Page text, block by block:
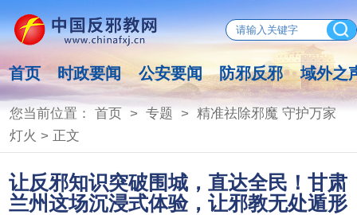
首页 时政要闻 公安要闻 防邪反邪 域外之
您当前位置： 首页> 专题 > 精准祛除邪魔 守护万家
灯火 > 正文
让反邪知识突破围城，直达全民！甘肃
兰州这场沉浸式体验，让邪教无处遁形